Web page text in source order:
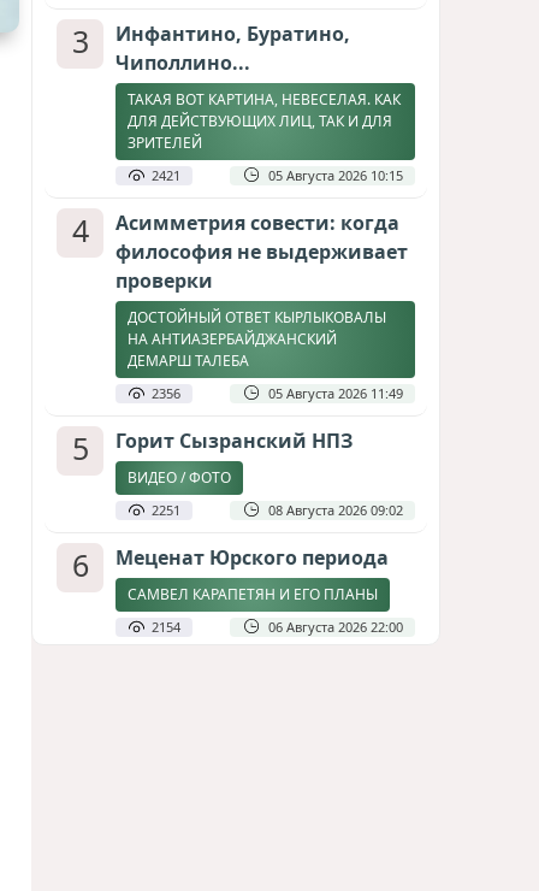
3
Инфантино, Буратино,
Чиполлино...
ТАКАЯ ВОТ КАРТИНА, НЕВЕСЕЛАЯ. КАК
ДЛЯ ДЕЙСТВУЮЩИХ ЛИЦ, ТАК И ДЛЯ
ЗРИТЕЛЕЙ
2421 05 Августа 2026 10:15
4
Асимметрия совести: когда
философия не выдерживает
проверки
ДОСТОЙНЫЙ ОТВЕТ КЫРЛЫКОВАЛЫ
НА АНТИАЗЕРБАЙДЖАНСКИЙ
ДЕМАРШ ТАЛЕБА
2356 05 Августа 2026 11:49
5 Горит Сызранский НПЗ
ВИДЕО / ФОТО
2251 08 Августа 2026 09:02
6 Меценат Юрского периода
САМВЕЛ КАРАПЕТЯН И ЕГО ПЛАНЫ
2154 06 Августа 2026 22:00